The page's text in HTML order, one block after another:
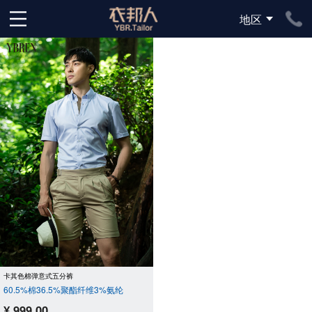
地区
下拉刷新
卡其色棉弹意式五分裤
60.5%棉36.5%聚酯纤维3%氨纶